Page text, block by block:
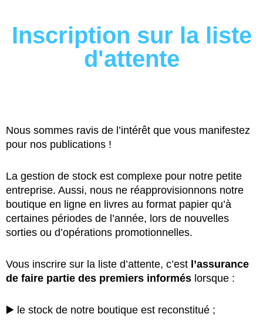
Inscription sur la liste
d'attente
Nous sommes ravis de l’intérêt que vous manifestez
pour nos publications !
La gestion de stock est complexe pour notre petite
entreprise. Aussi, nous ne réapprovisionnons notre
boutique en ligne en livres au format papier qu’à
certaines périodes de l’année, lors de nouvelles
sorties ou d’opérations promotionnelles.
Vous inscrire sur la liste d’attente, c’est l’assurance
de faire partie des premiers informés lorsque :
▶️ le stock de notre boutique est reconstitué ;